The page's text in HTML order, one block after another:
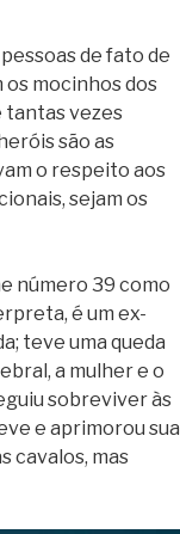
de fato de
mocinhos dos
tantas vezes
são as
o respeito aos
sejam os
número 39 como
é um ex-
teve uma queda
a mulher e o
sobreviver às
e aprimorou sua
cavalos, mas